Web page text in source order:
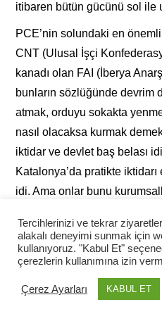
itibaren bütün gücünü sol ile
PCE’nin solundaki en
CNT (Ulusal İşçi
kanadı olan FAI (İberya
bunların sözlüğünde devrim
atmak, orduyu sokakta
nasıl olacaksa kurmak
iktidar ve devlet baş belası
Katalonya’da pratikte
idi. Ama onlar bunu
Solda önemli bir diğer örgüt
Cephesi politikasını açık ve
ama sonunda CNT’nin
bölgesel hükümetlerde yer
katılamamasının tek nedeni
Tercihlerinizi ve tekrar
alakalı deneyimi sunmak için
kullanıyoruz. "Kabul Et"
çerezlerin kullanımına izin
Çerez Ayarları KABUL ET